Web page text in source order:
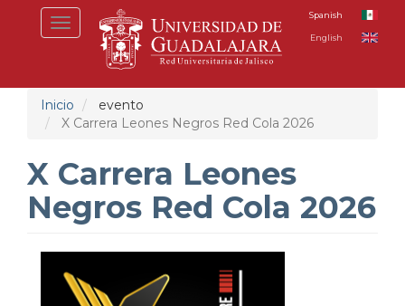
Toggle
navigation
Spanish
English
Inicio
evento
X Carrera Leones Negros Red Cola 2026
X Carrera Leones
Negros Red Cola 2026